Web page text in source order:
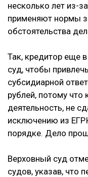
несколько лет из-
применяют нормы
обстоятельства
Так, кредитор еще
суд, чтобы
субсидиарной
рублей, потому что
деятельность, не
исключению из
порядке. Дело
Верховный суд
судов, указав, что